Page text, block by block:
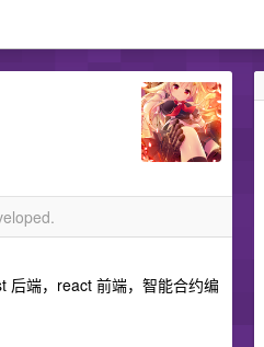
后端，react 前端，智能合约编